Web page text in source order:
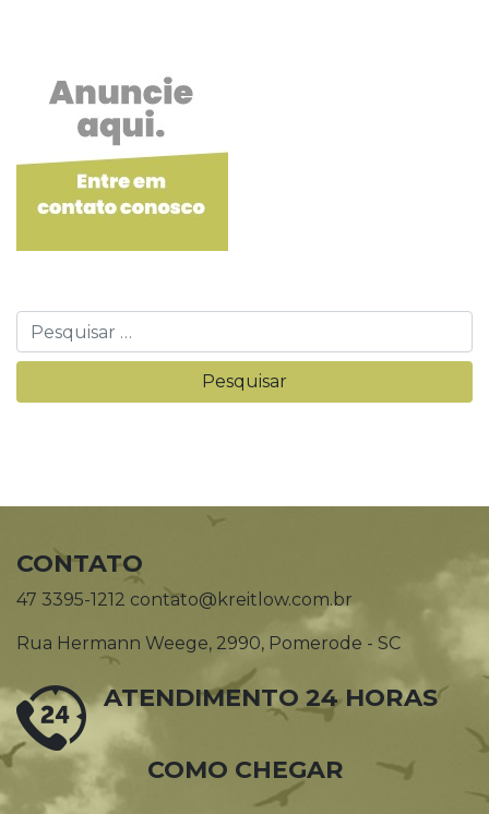
CONTATO
47 3395-1212 contato@kreitlow.com.br
Rua Hermann Weege, 2990, Pomerode - SC
ATENDIMENTO 24 HORAS
COMO CHEGAR